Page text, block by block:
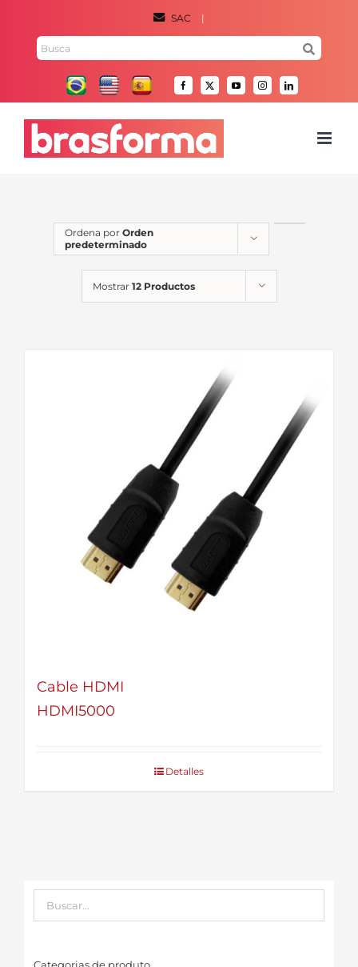
contenido
SAC |
Facebook
X YouTubeInstagramLinkedIn
Ordena por Orden
predeterminado
Mostrar 12 Productos
Cable HDMI
HDMI5000
Detalles